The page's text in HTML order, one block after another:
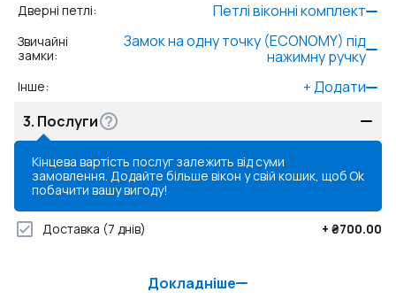
Дверні петлі: Петлі віконні комплект
Звичайні
замки:
Замок на одну точку (ECONOMY) під
нажимну ручку
Інше: +Додати
3. Послуги
Кінцева вартість послуг залежить від суми
замовлення. Додайте більше вікон у свій кошик, щоб
побачити вашу вигоду!
Ok
Доставка (7 днів) + ₴700.00
Докладніше